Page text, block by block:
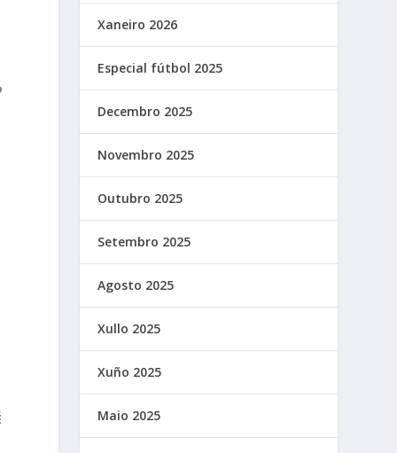
Xaneiro 2026
Especial fútbol 2025
Decembro 2025
Novembro 2025
Outubro 2025
Setembro 2025
Agosto 2025
Xullo 2025
Xuño 2025
Maio 2025